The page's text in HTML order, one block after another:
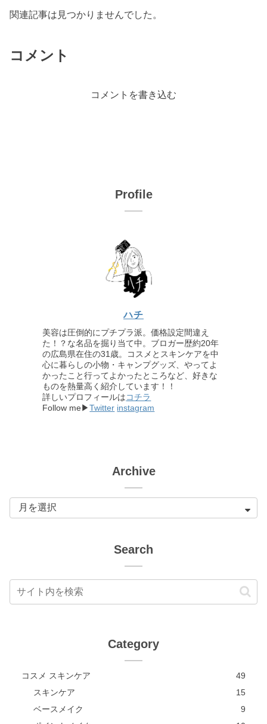
関連記事は見つかりませんでした。
コメント
コメントを書き込む
Profile
ハチ
美容は圧倒的にプチプラ派。価格設定間違え
た！？な名品を掘り当て中。ブロガー歴約20年
の広島県在住の31歳。コスメとスキンケアを中
心に暮らしの小物・キャンプグッズ、やってよ
かったこと行ってよかったところなど、好きな
ものを熱量高く紹介しています！！
詳しいプロフィールはコチラ
Follow me▶Twitter instagram
Archive
Search
Category
コスメ スキンケア
49
スキンケア
15
ベースメイク
9